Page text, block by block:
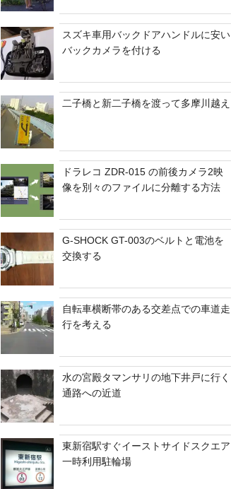
スズキ車用バックドアハンドルに安い
バックカメラを付ける
二子橋と新二子橋を渡って多摩川越え
ドラレコ ZDR-015 の前後カメラ2映
像を別々のファイルに分離する方法
G-SHOCK GT-003のベルトと電池を
交換する
自転車横断帯のある交差点での車道走
行を考える
水の宮殿タマンサリの地下井戸に行く
通路への近道
東新宿駅すぐイーストサイドスクエア
一時利用駐輪場